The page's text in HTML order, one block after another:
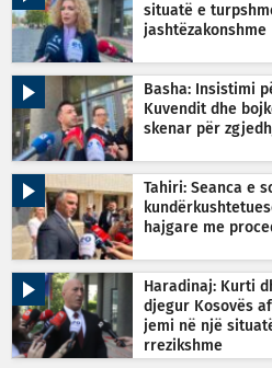
situatë e
jashtëzakonshme
Basha: Insistimi
Kuvendit dhe
skenar për
Tahiri: Seanca e
hajgare me
Haradinaj: Kurti
djegur Kosovës
jemi në një
rrezikshme